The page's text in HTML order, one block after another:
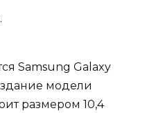
Samsung Galaxy
модели
размером 10,4